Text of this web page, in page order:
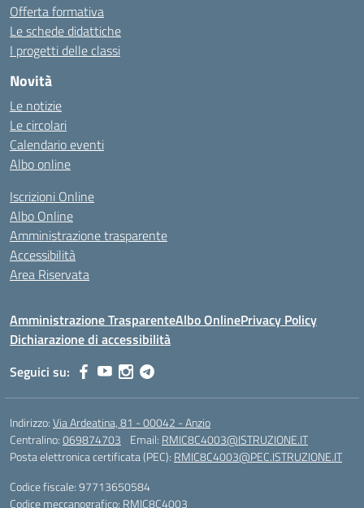
Offerta formativa
Le schede didattiche
I progetti delle classi
Novità
Le notizie
Le circolari
Calendario eventi
Albo online
Iscrizioni Online
Albo Online
Amministrazione trasparente
Accessibilità
Area Riservata
Amministrazione TrasparenteAlbo OnlinePrivacy Policy
Dichiarazione di accessibilità
Seguici su:
Indirizzo:Via Ardeatina, 81 - 00042 - Anzio
Centralino:069874703 Email: RMIC8C4003@ISTRUZIONE.IT
Posta elettronica certificata (PEC): RMIC8C4003@PEC.ISTRUZIONE.IT
Codice fiscale: 97713650584
Codice meccanografico: RMIC8C4003